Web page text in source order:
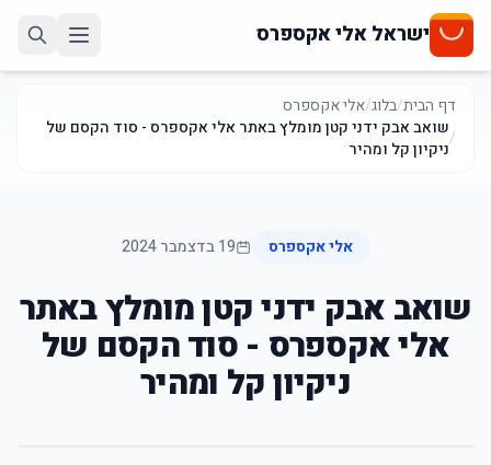
ישראל אלי אקספרס
דף הבית/בלוג/אלי אקספרס
/שואב אבק ידני קטן מומלץ באתר אלי אקספרס - סוד הקסם של
ניקיון קל ומהיר
אלי אקספרס 19 בדצמבר 2024
שואב אבק ידני קטן מומלץ באתר
אלי אקספרס - סוד הקסם של
ניקיון קל ומהיר